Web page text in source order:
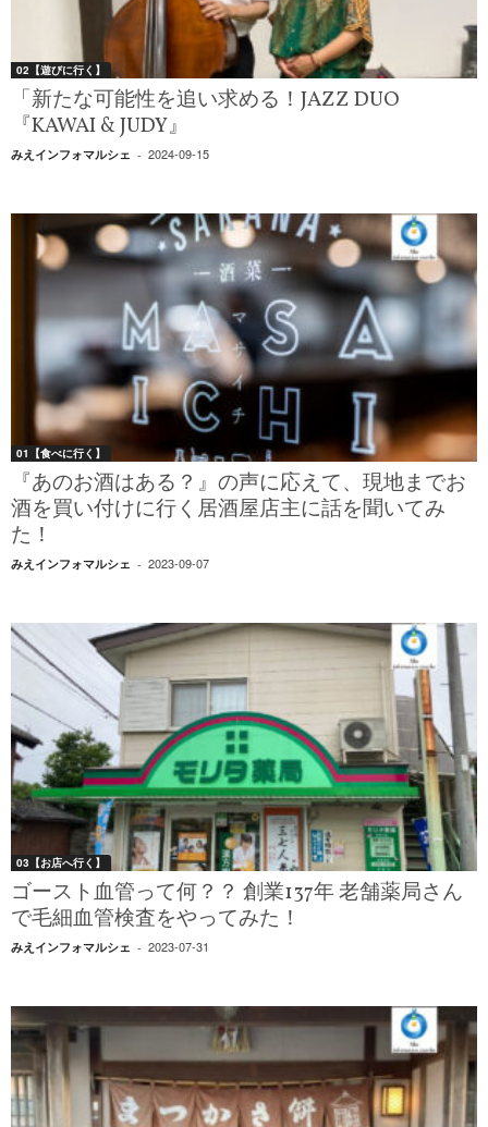
02【遊びに行く】
「新たな可能性を追い求める！JAZZ DUO
『KAWAI & JUDY』
みえインフォマルシェ - 2024-09-15
01【食べに行く】
『あのお酒はある？』の声に応えて、現地までお
酒を買い付けに行く居酒屋店主に話を聞いてみ
た！
みえインフォマルシェ - 2023-09-07
03【お店へ行く】
ゴースト血管って何？？ 創業137年 老舗薬局さん
で毛細血管検査をやってみた！
みえインフォマルシェ - 2023-07-31